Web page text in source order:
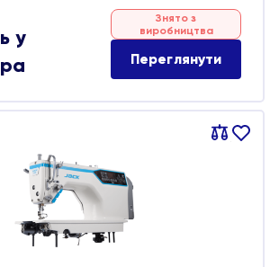
у
Знято з
виробництва
Переглянути
Порівняти
В